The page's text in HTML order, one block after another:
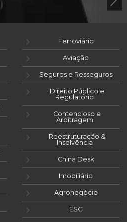
Ferroviário
Aviação
Seguros e Resseguros
Direito Público e
Regulatório
Contencioso e
Arbitragem
Reestruturação &
Insolvência
China Desk
Imobiliário
Agronegócio
ESG